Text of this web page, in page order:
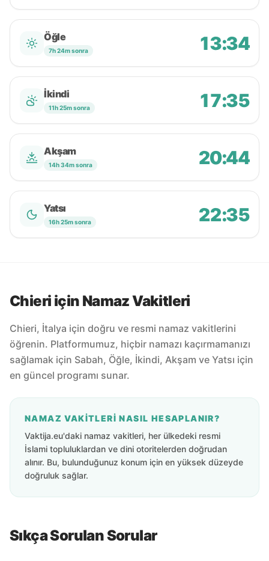
Öğle
7h 24m sonra 13:34
İkindi
11h 25m sonra 17:35
Akşam
14h 34m sonra 20:44
Yatsı
16h 25m sonra 22:35
Chieri için Namaz Vakitleri
Chieri, İtalya için doğru ve resmi namaz vakitlerini
öğrenin. Platformumuz, hiçbir namazı kaçırmamanızı
sağlamak için Sabah, Öğle, İkindi, Akşam ve Yatsı için
en güncel programı sunar.
NAMAZ VAKITLERI NASIL HESAPLANIR?
Vaktija.eu'daki namaz vakitleri, her ülkedeki resmi
İslami topluluklardan ve dini otoritelerden doğrudan
alınır. Bu, bulunduğunuz konum için en yüksek düzeyde
doğruluk sağlar.
Sıkça Sorulan Sorular